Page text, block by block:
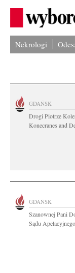
Nekrologi
GDAŃSK
Drogi Piotrze
Konecranes and
GDAŃSK
Szanownej Pani
Sądu